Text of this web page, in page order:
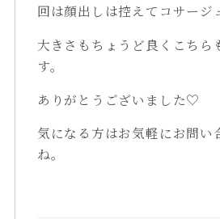
回は顔出しは控えてコサージ
大きさもちょうど良くこちら
す。
ありがとうございました♡
気になる方はお気軽にお問い
ね。